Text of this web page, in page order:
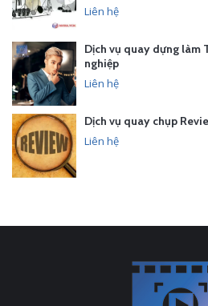
Liên hệ
Dịch vụ quay dựng làm
nghiệp
Liên hệ
Dịch vụ quay chụp
Liên hệ